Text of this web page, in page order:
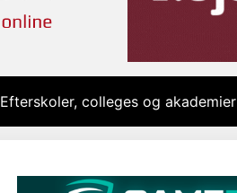
Efterskoler, colleges og akademier